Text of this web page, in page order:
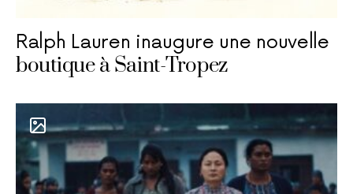
Ralph Lauren inaugure une nouvelle
boutique à Saint-Tropez